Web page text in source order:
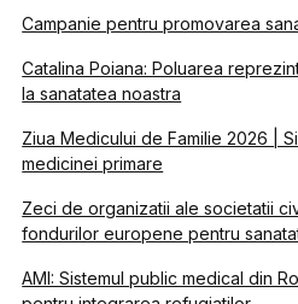
Campanie pentru promovarea
Catalina Poiana: Poluarea
la sanatatea noastra
Ziua Medicului de Familie 2026 |
medicinei primare
Zeci de organizatii ale societatii
fondurilor europene pentru
AMI: Sistemul public medical din